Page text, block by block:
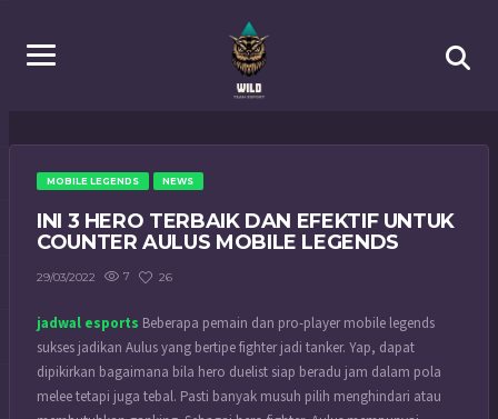
MOBILE LEGENDS NEWS
INI 3 HERO TERBAIK DAN EFEKTIF UNTUK
COUNTER AULUS MOBILE LEGENDS
29/03/2022 7 26
jadwal esports Beberapa pemain dan pro-player mobile legends
sukses jadikan Aulus yang bertipe fighter jadi tanker. Yap, dapat
dipikirkan bagaimana bila hero duelist siap beradu jam dalam pola
melee tetapi juga tebal. Pasti banyak musuh pilih menghindari atau